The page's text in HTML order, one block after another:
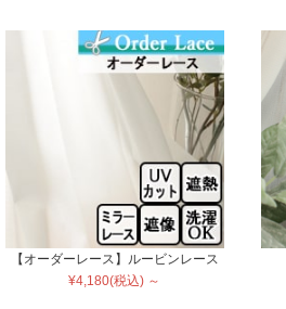
【オーダーレース】ルービンレース
¥4,180(税込) ～